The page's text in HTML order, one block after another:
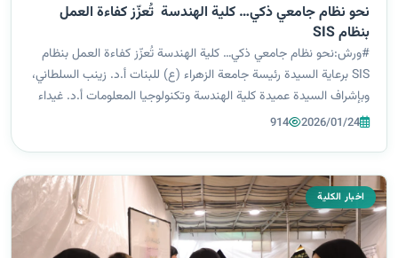
نحو نظام جامعي ذكي… كلية الهندسة تُعزّز كفاءة العمل
بنظام SIS
#ورش:نحو نظام جامعي ذكي… كلية الهندسة تُعزّز كفاءة العمل بنظام
SIS برعاية السيدة رئيسة جامعة الزهراء (ع) للبنات أ.د. زينب السلطاني،
وبإشراف السيدة عميدة كلية الهندسة وتكنولوجيا المعلومات أ.د. غيداء
الملّا، أقامت الكلية ورشة علمية بعنوان “عملية ترحيل الطالبات و...
2026/01/24
914
اخبار الكلية